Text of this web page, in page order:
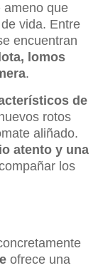
ameno que
vida. Entre
encuentran
lomos
.
de
rotos
aliñado.
atento y una
los
ofrece una